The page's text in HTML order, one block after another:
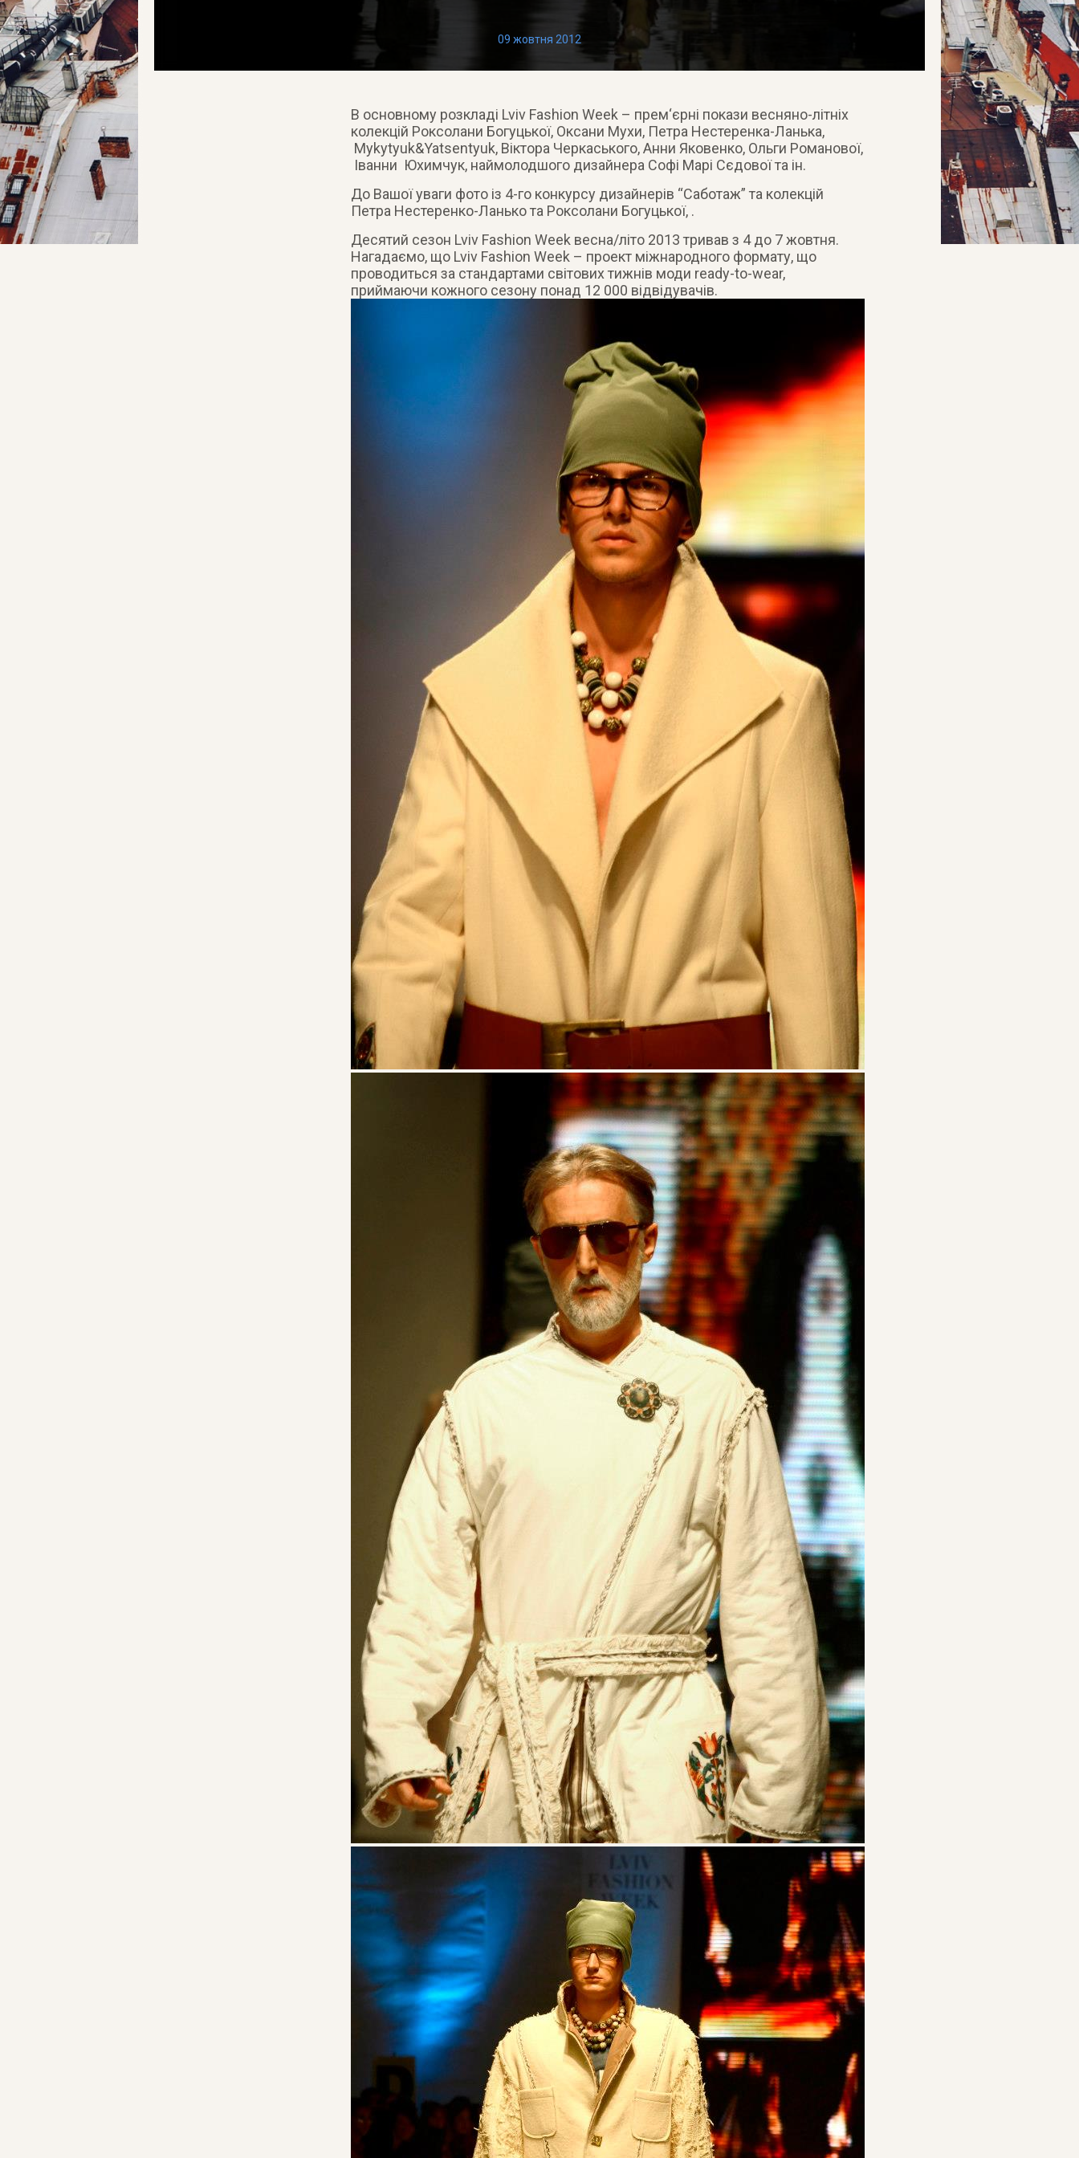
09 жовтня 2012
В основному розкладі Lviv Fashion Week – прем‘єрні покази весняно-літніх
колекцій Роксолани Богуцької, Оксани Мухи, Петра Нестеренка-Ланька,
Mykytyuk&Yatsentyuk, Віктора Черкаського, Анни Яковенко, Ольги Романової,
Іванни Юхимчук, наймолодшого дизайнера Софі Марі Сєдової та ін.
До Вашої уваги фото із 4-го конкурсу дизайнерів “Саботаж” та колекцій
Петра Нестеренко-Ланько та Роксолани Богуцької, .
Десятий сезон Lviv Fashion Week весна/літо 2013 тривав з 4 до 7 жовтня.
Нагадаємо, що Lviv Fashion Week – проект міжнародного формату, що
проводиться за стандартами світових тижнів моди ready-to-wear,
приймаючи кожного сезону понад 12 000 відвідувачів.